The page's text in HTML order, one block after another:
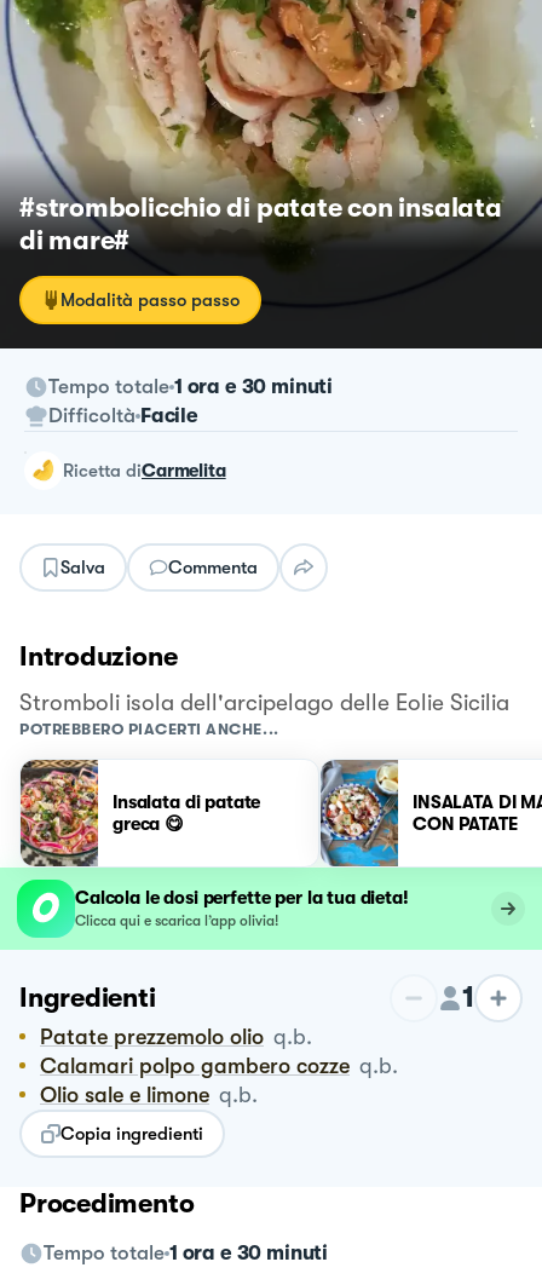
#strombolicchio di patate con insalata
di mare#
Modalità passo passo
Tempo totale 1 ora e 30 minuti
Difficoltà Facile
ricetta diCarmelita
Salva Commenta
Introduzione
Stromboli isola dell'arcipelago delle Eolie Sicilia
POTREBBERO PIACERTI ANCHE...
Insalata di patate
greca 😋
INSALATA DI
CON PATATE
Calcola le dosi perfette per la tua dieta!
Clicca qui e scarica l’app olivia!
Ingredienti 1
Patate prezzemolo olio q.b.
Calamari polpo gambero cozze q.b.
Olio sale e limone q.b.
Copia ingredienti
Procedimento
Tempo totale 1 ora e 30 minuti